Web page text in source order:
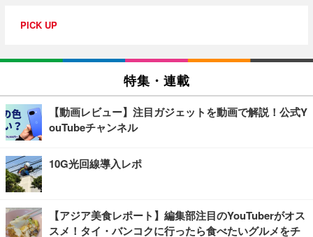
PICK UP
特集・連載
【動画レビュー】注目ガジェットを動画で解説！公式Y
ouTubeチャンネル
10G光回線導入レポ
【アジア美食レポート】編集部注目のYouTuberがオス
スメ！タイ・バンコクに行ったら食べたいグルメをチ